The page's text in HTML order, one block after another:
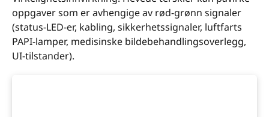
oppgaver som er avhengige av rød-grønn signaler
(status-LED-er, kabling, sikkerhetssignaler, luftfarts
PAPI-lamper, medisinske bildebehandlingsoverlegg,
UI-tilstander).